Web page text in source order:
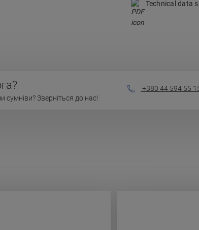
Technical data
Зверніться до нас!
+380 44 594 55